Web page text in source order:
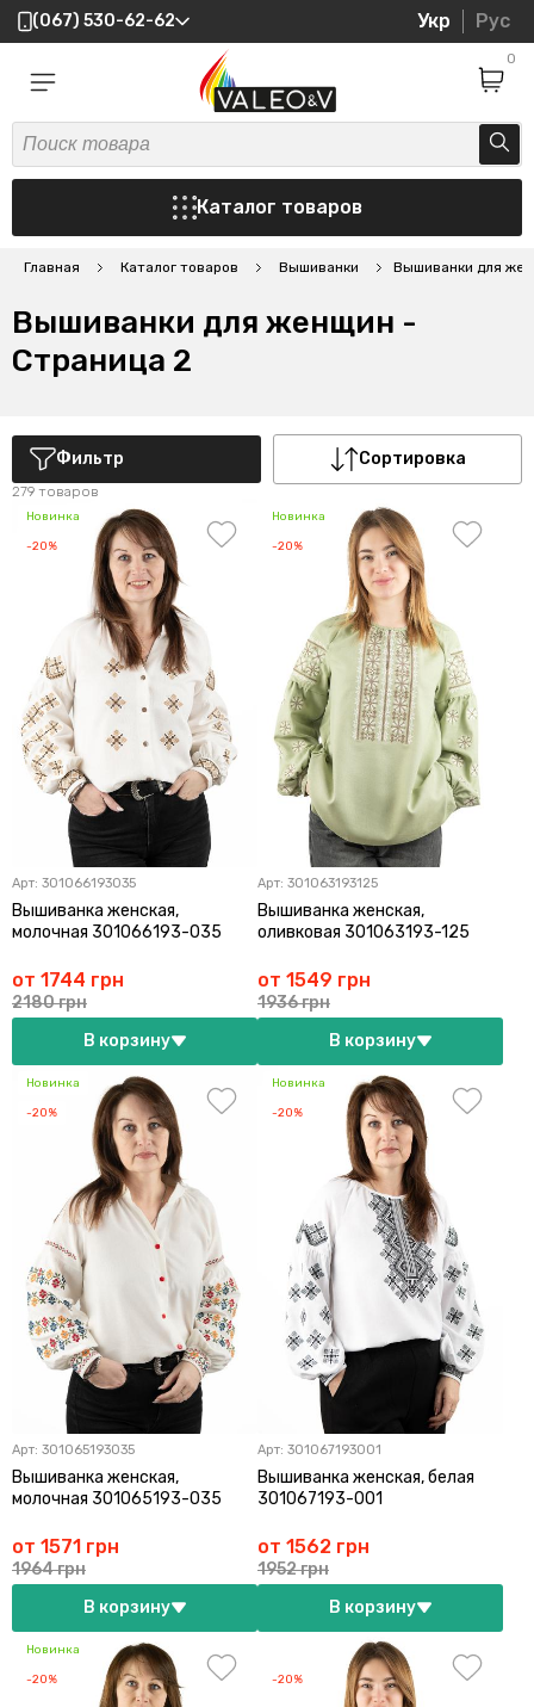
(067) 530-62-62 Укр Рус
0
Каталог товаров
Главная Каталог товаров Вышиванки Вышиванки для
Вышиванки для женщин -
Страница 2
Фильтр Сортировка
279 товаров
Новинка
-20%
Арт: 301066193035
Вышиванка женская,
молочная 301066193-035
от 1744 грн
2180 грн
В корзину
Новинка
-20%
Арт: 301063193125
Вышиванка женская,
оливковая 301063193-125
от 1549 грн
1936 грн
В корзину
Новинка
-20%
Арт: 301065193035
Вышиванка женская,
молочная 301065193-035
от 1571 грн
1964 грн
В корзину
Новинка
-20%
Арт: 301067193001
Вышиванка женская, белая
301067193-001
от 1562 грн
1952 грн
В корзину
Новинка
-20% -20%